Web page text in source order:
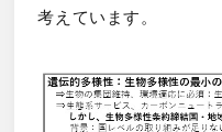
考えています。